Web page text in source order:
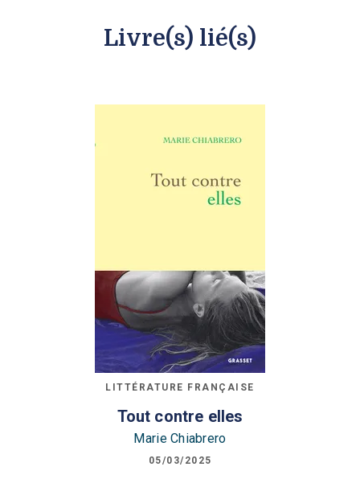
Livre(s) lié(s)
LITTÉRATURE FRANÇAISE
Tout contre elles
Marie Chiabrero
05/03/2025